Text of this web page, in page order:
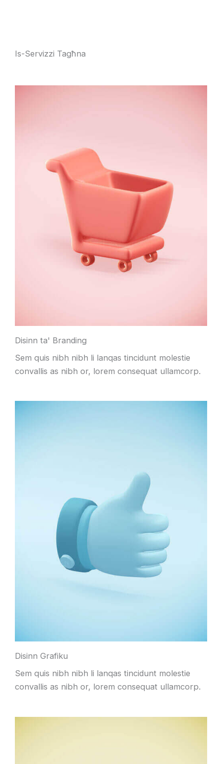
Is-Servizzi Tagħna
Disinn ta' Branding
Sem quis nibh nibh li lanqas tincidunt molestie
convallis as nibh or, lorem consequat ullamcorp.
Disinn Grafiku
Sem quis nibh nibh li lanqas tincidunt molestie
convallis as nibh or, lorem consequat ullamcorp.